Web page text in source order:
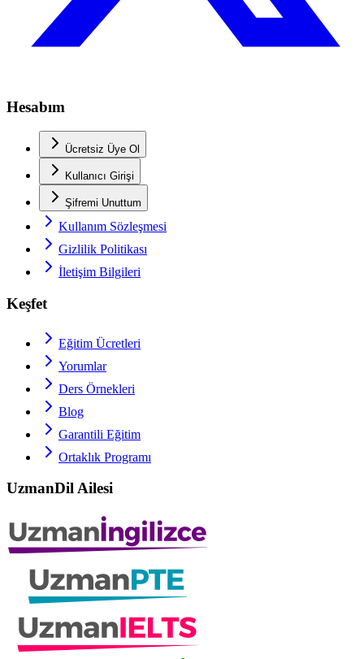
Hesabım
Ücretsiz Üye Ol
Kullanıcı Girişi
Şifremi Unuttum
Kullanım Sözleşmesi
Gizlilik Politikası
İletişim Bilgileri
Keşfet
Eğitim Ücretleri
Yorumlar
Ders Örnekleri
Blog
Garantili Eğitim
Ortaklık Programı
UzmanDil Ailesi